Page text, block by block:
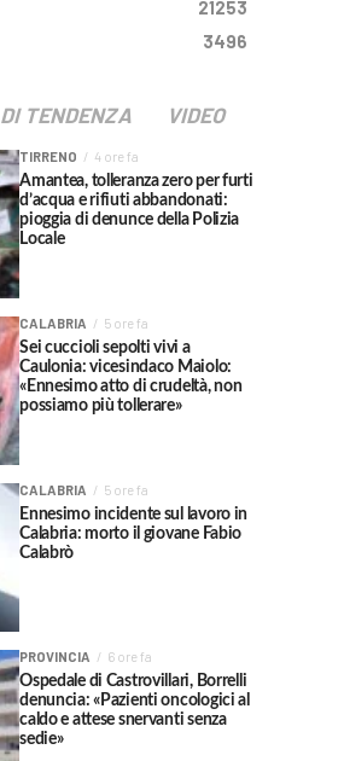
21253
3496
DI TENDENZA VIDEO
TIRRENO 4 ore fa
Amantea, tolleranza zero per furti
d’acqua e rifiuti abbandonati:
pioggia di denunce della Polizia
Locale
CALABRIA 5 ore fa
Sei cuccioli sepolti vivi a
Caulonia: vicesindaco Maiolo:
«Ennesimo atto di crudeltà, non
possiamo più tollerare»
CALABRIA 5 ore fa
Ennesimo incidente sul lavoro in
Calabria: morto il giovane Fabio
Calabrò
PROVINCIA 6 ore fa
Ospedale di Castrovillari, Borrelli
denuncia: «Pazienti oncologici al
caldo e attese snervanti senza
sedie»